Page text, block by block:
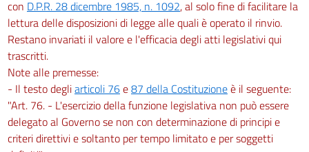
con D.P.R. 28 dicembre 1985, n. 1092, al solo fine di facilitare la
lettura delle disposizioni di legge alle quali è operato il rinvio.
Restano invariati il valore e l'efficacia degli atti legislativi qui
trascritti.
Note alle premesse:
- Il testo degliarticoli 76e87 della Costituzioneè il seguente:
"Art. 76. - L'esercizio della funzione legislativa non può essere
delegato al Governo se non con determinazione di principi e
criteri direttivi e soltanto per tempo limitato e per soggetti